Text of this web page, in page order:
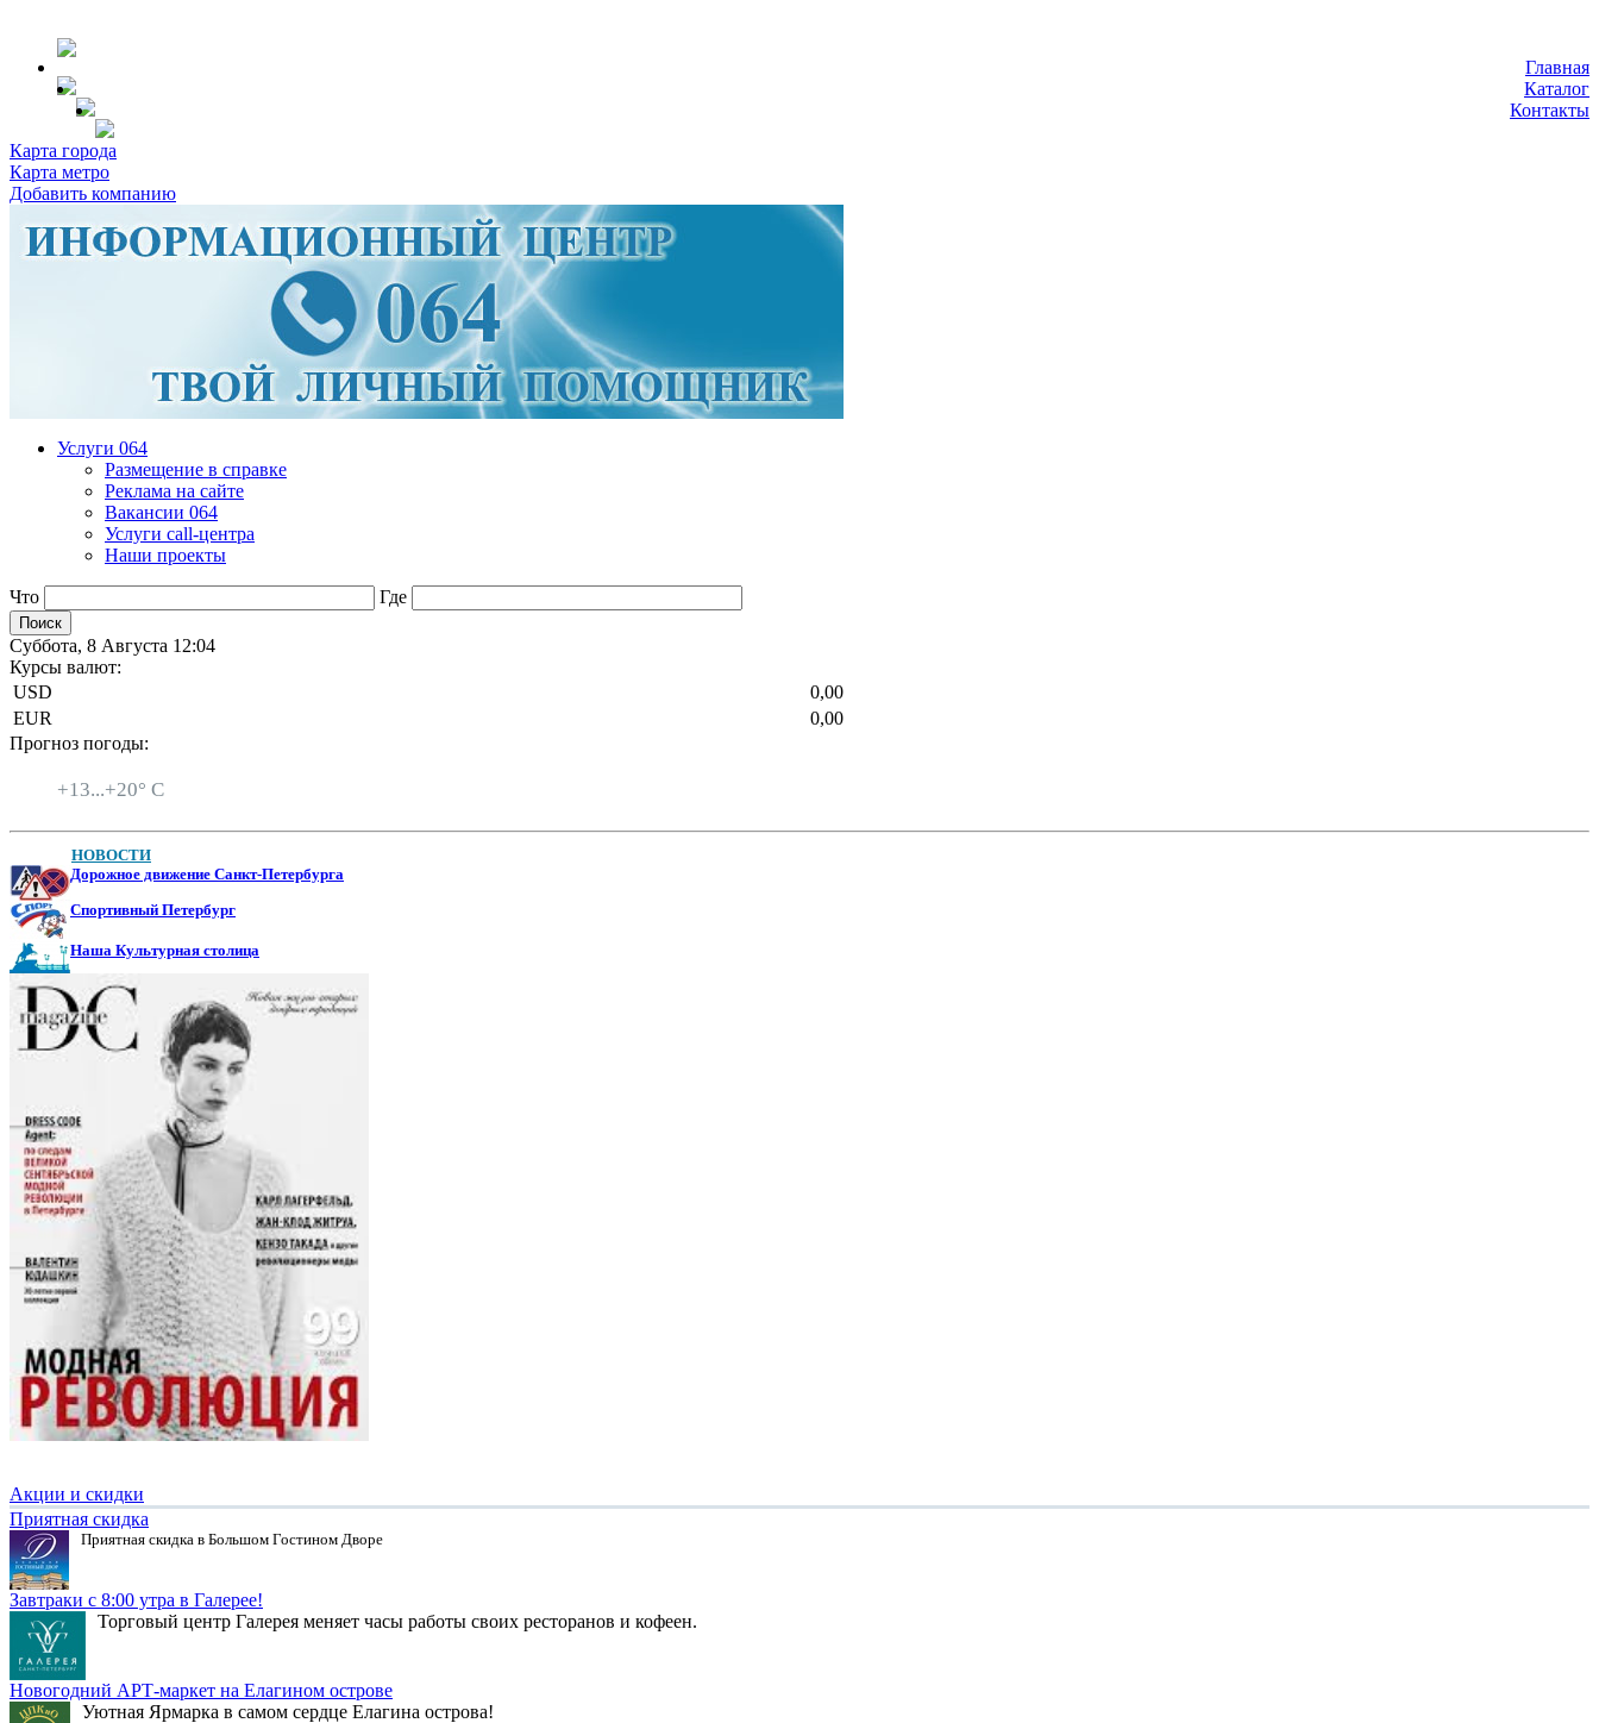
Главная
Каталог
Контакты
Карта города
Карта метро
Добавить компанию
Услуги 064
Размещение в справке
Реклама на сайте
Вакансии 064
Услуги call-центра
Наши проекты
Что Где
Суббота, 8 Августа 12:04
Курсы валют:
USD
0,00
EUR
0,00
Прогноз погоды:
+13...+20° C
НОВОСТИ
Дорожное движение Санкт-Петербурга
Спортивный Петербург
Наша Культурная столица
Акции и скидки
Приятная скидка
Приятная скидка в Большом Гостином Дворе
Завтраки с 8:00 утра в Галерее!
Торговый центр Галерея меняет часы работы своих ресторанов и кофеен.
Новогодний АРТ-маркет на Елагином острове
Уютная Ярмарка в самом сердце Елагина острова!